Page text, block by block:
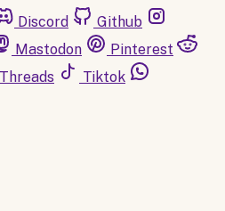
Discord
Github
Mastodon
Pinterest
Threads
Tiktok